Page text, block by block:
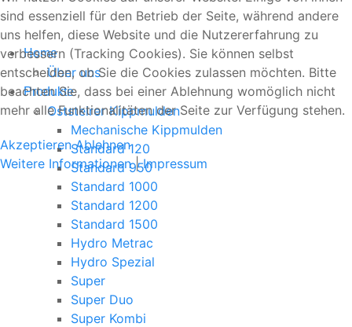
Home
Über uns
Produkte
Oststeirer Kippmulden
Mechanische Kippmulden
Standard 120
Standard 950
Standard 1000
Standard 1200
Standard 1500
Hydro Metrac
Hydro Spezial
Super
Super Duo
Super Kombi
sind essenziell für den Betrieb der Seite, während andere
uns helfen, diese Website und die Nutzererfahrung zu
verbessern (Tracking Cookies). Sie können selbst
entscheiden, ob Sie die Cookies zulassen möchten. Bitte
beachten Sie, dass bei einer Ablehnung womöglich nicht
mehr alle Funktionalitäten der Seite zur Verfügung stehen.
Akzeptieren Ablehnen
Weitere Informationen|Impressum